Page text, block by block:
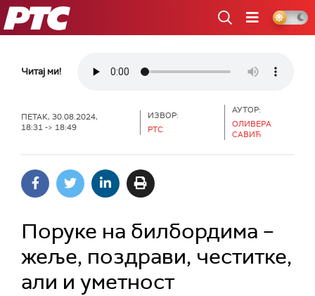
РТС
Читај ми!
ПЕТАК, 30.08.2024,
18:31 -> 18:49
ИЗВОР:
РТС
АУТОР:
ОЛИВЕРА
САВИЋ
Поруке на билбордима –
жеље, поздрави, честитке,
али и уметност